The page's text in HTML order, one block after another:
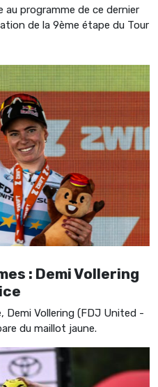
au programme de ce dernier
de la 9ème étape du Tour
: Demi Vollering
Demi Vollering (FDJ United -
du maillot jaune.